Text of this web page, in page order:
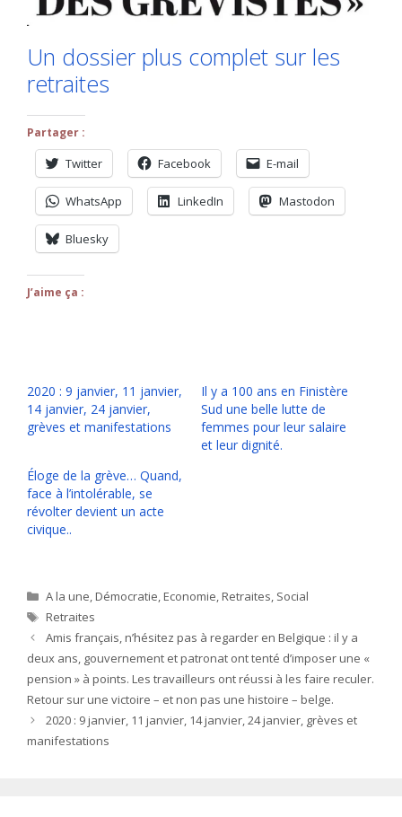
Un dossier plus complet sur les
retraites
Partager :
Twitter Facebook E-mail
WhatsApp LinkedIn Mastodon
Bluesky
J’aime ça :
2020 : 9 janvier, 11 janvier,
14 janvier, 24 janvier,
grèves et manifestations
Il y a 100 ans en Finistère
Sud une belle lutte de
femmes pour leur salaire
et leur dignité.
Éloge de la grève… Quand,
face à l’intolérable, se
révolter devient un acte
civique..
Catégories
A la une,Démocratie,Economie,Retraites, Social
Étiquettes
Retraites
Amis français, n’hésitez pas à regarder en Belgique : il y a
deux ans, gouvernement et patronat ont tenté d’imposer une «
pension » à points. Les travailleurs ont réussi à les faire reculer.
Retour sur une victoire – et non pas une histoire – belge.
2020 : 9 janvier, 11 janvier, 14 janvier, 24 janvier, grèves et
manifestations